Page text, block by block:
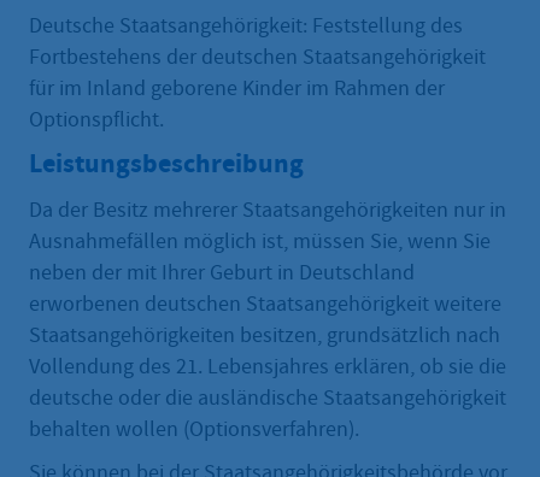
Deutsche Staatsangehörigkeit: Feststellung des
Fortbestehens der deutschen Staatsangehörigkeit
für im Inland geborene Kinder im Rahmen der
Optionspflicht.
Leistungsbeschreibung
Da der Besitz mehrerer Staatsangehörigkeiten nur in
Ausnahmefällen möglich ist, müssen Sie, wenn Sie
neben der mit Ihrer Geburt in Deutschland
erworbenen deutschen Staatsangehörigkeit weitere
Staatsangehörigkeiten besitzen, grundsätzlich nach
Vollendung des 21. Lebensjahres erklären, ob sie die
deutsche oder die ausländische Staatsangehörigkeit
behalten wollen (Optionsverfahren).